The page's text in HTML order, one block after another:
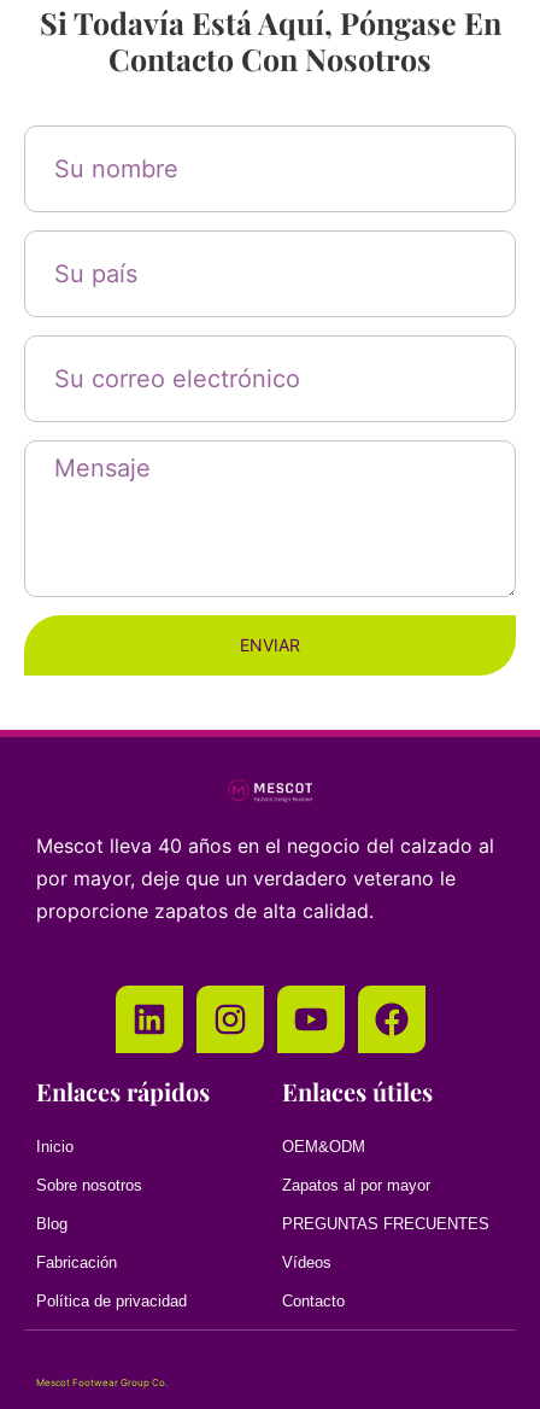
Si Todavía Está Aquí, Póngase En
Contacto Con Nosotros
ENVIAR
Mescot lleva 40 años en el negocio del calzado al
por mayor, deje que un verdadero veterano le
proporcione zapatos de alta calidad.
Enlaces rápidos
Inicio
Sobre nosotros
Blog
Fabricación
Política de privacidad
Enlaces útiles
OEM&ODM
Zapatos al por mayor
PREGUNTAS FRECUENTES
Vídeos
Contacto
Mescot Footwear Group Co.